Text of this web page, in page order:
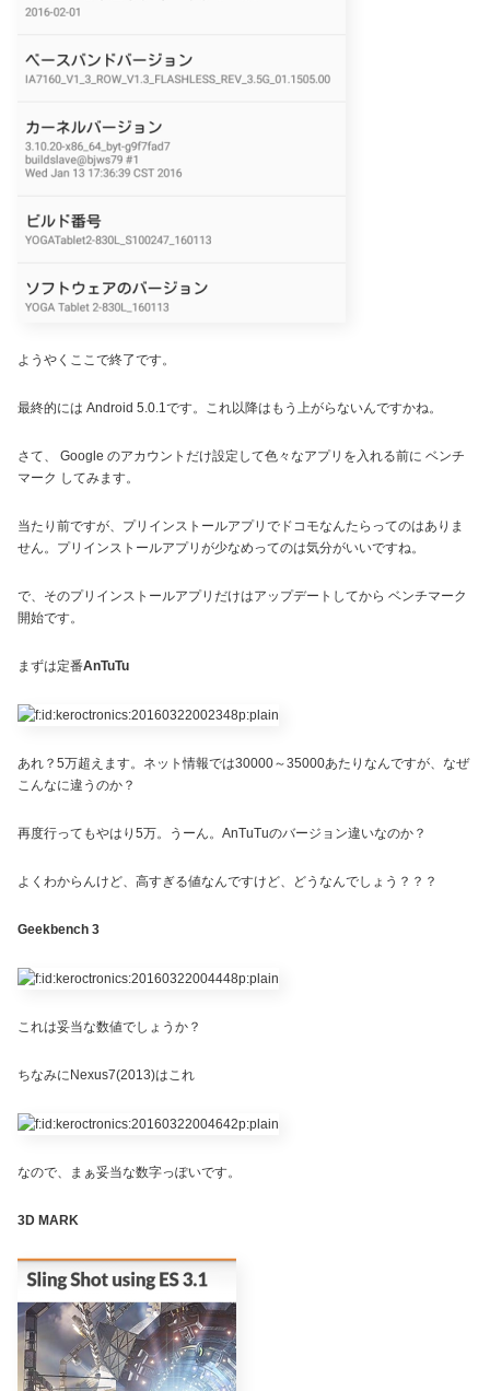
ようやくここで終了です。
最終的には Android 5.0.1です。これ以降はもう上がらないんですかね。
さて、 Google のアカウントだけ設定して色々なアプリを入れる前に ベンチ
マーク してみます。
当たり前ですが、プリインストールアプリでドコモなんたらってのはありま
せん。プリインストールアプリが少なめってのは気分がいいですね。
で、そのプリインストールアプリだけはアップデートしてから ベンチマーク
開始です。
まずは定番AnTuTu
あれ？5万超えます。ネット情報では30000～35000あたりなんですが、なぜ
こんなに違うのか？
再度行ってもやはり5万。うーん。AnTuTuのバージョン違いなのか？
よくわからんけど、高すぎる値なんですけど、どうなんでしょう？？？
Geekbench 3
これは妥当な数値でしょうか？
ちなみにNexus7(2013)はこれ
なので、まぁ妥当な数字っぽいです。
3D MARK